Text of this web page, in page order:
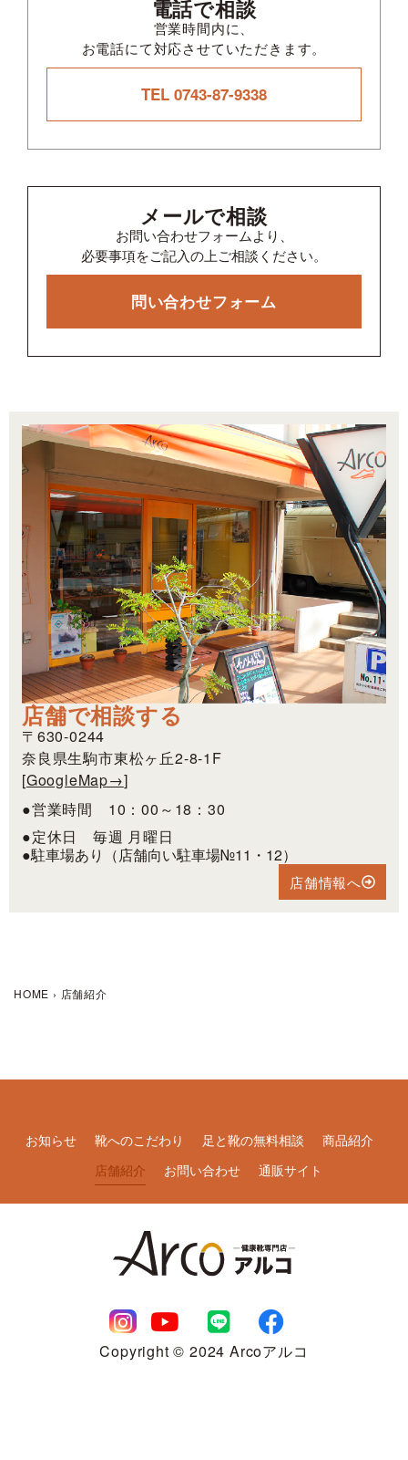
電話で相談
営業時間内に、
お電話にて対応させていただきます。
TEL 0743-87-9338
メールで相談
お問い合わせフォームより、
必要事項をご記入の上ご相談ください。
問い合わせフォーム
店舗で相談する
〒630-0244
奈良県生駒市東松ヶ丘2-8-1F
[GoogleMap→]
●営業時間 10：00～18：30
●定休日 毎週 月曜日
●駐車場あり（店舗向い駐車場№11・12）
店舗情報へ
HOME › 店舗紹介
お知らせ 靴へのこだわり 足と靴の無料相談
商品紹介
店舗紹介
お問い合わせ 通販サイト
Copyright © 2024 Arcoアルコ